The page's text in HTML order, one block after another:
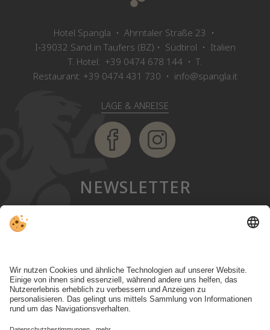
Hotel Spangla • Ahrntaler Straße 23 •
I‑39032 Sand in Taufers (BZ) • Südtirol • Italien
T. Hotel: +39 0474 678 144 • T.
Restaurant: +39 0474 431 730 • info@spangla.it
LAGE & ANREISE
NEWSLETTER